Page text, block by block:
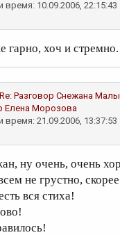
время: 10.09.2006, 22:15:43
гарно, хоч и стремно.
Re: Разговор Снежана
Елена Морозова
время: 21.09.2006, 13:37:53
ну очень, очень
не грустно,
вся стиха!